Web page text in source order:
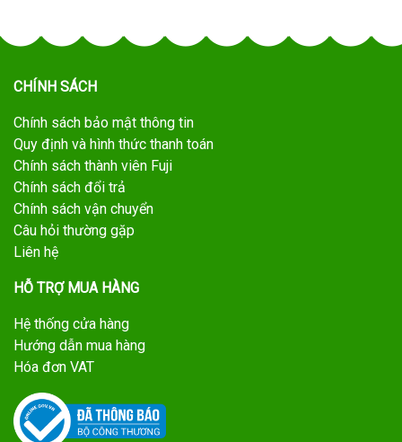
CHÍNH SÁCH
Chính sách bảo mật thông tin
Quy định và hình thức thanh toán
Chính sách thành viên Fuji
Chính sách đổi trả
Chính sách vận chuyển
Câu hỏi thường gặp
Liên hệ
HỖ TRỢ MUA HÀNG
Hệ thống cửa hàng
Hướng dẫn mua hàng
Hóa đơn VAT